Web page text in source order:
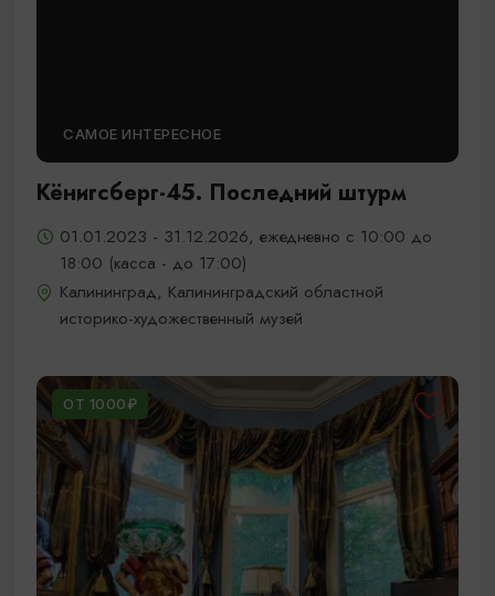
САМОЕ ИНТЕРЕСНОЕ
Кёнигсберг-45. Последний штурм
01.01.2023 - 31.12.2026, ежедневно с 10:00 до
18:00 (касса - до 17:00)
Калининград, Калининградский областной
историко-художественный музей
ОТ 1000₽